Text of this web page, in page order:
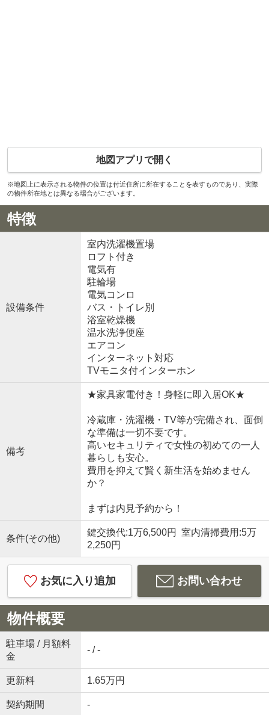
地図アプリで開く
※地図上に表示される物件の位置は付近住所に所在することを表すものであり、実際
の物件所在地とは異なる場合がございます。
特徴
設備条件
室内洗濯機置場
ロフト付き
電気有
駐輪場
電気コンロ
バス・トイレ別
浴室乾燥機
温水洗浄便座
エアコン
インターネット対応
TVモニタ付インターホン
備考
★家具家電付き！身軽に即入居OK★
冷蔵庫・洗濯機・TV等が完備され、面倒
な準備は一切不要です。
高いセキュリティで女性の初めての一人
暮らしも安心。
費用を抑えて賢く新生活を始めません
か？
まずは内見予約から！
条件(その他)
鍵交換代:1万6,500円 室内清掃費用:5万
2,250円
お気に入り追加 お問い合わせ
物件概要
駐車場 / 月額料
金
- / -
更新料 1.65万円
契約期間 -